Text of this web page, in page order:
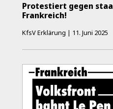
Protestiert gegen
Frankreich!
KfsV Erklärung | 11. Juni 2025